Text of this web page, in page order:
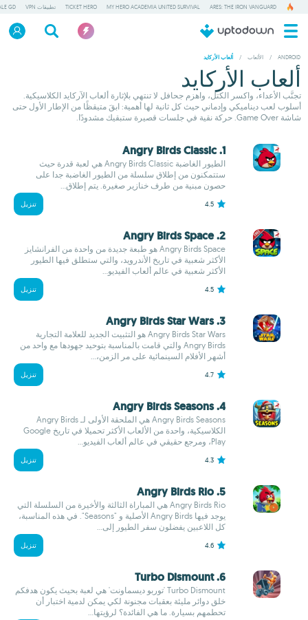
ARES: THE IRON VANGUARD
MY HERO ACADEMIA UNITED SURVIVAL
TICKET HERO تطبيقات VPN GD
ANDROID
/ الألعاب / ألعاب الأركايد
ألعاب الأركايد
تجنَّب الأعداء، واكسر الكتل، واهزم جحافل لا تنتهي بلإثارة ألعاب الآركايد الكلاسيكية.
أسلوب لعب ديناميكي وإدماني حيث كل ثانية لها أهمية: ابقَ متيقظًا من الإطار الأول حتى
شاشة Game Over. حركة نقية في جلسات قصيرة ستبقيك مشدودًا.
1. Angry Birds Classic
الطيور الغاضبة Angry Birds Classic هي لعبة قدرة حيث
ستتمكنون من إطلاق سلسلة من الطيور الغاضبة جدا على
حصون مبنية من طرف خنازير صغيرة. يتم إطلاق...
4.5 تنزيل
2. Angry Birds Space
Angry Birds Space هو طبعة جديدة من واحدة من الفرانشايز
الأكثر شعبية في تاريخ الأندرويد، والتي ستطلق فيها الطيور
الأكثر شعبية في عالم ألعاب الفيديو...
4.5 تنزيل
3. Angry Birds Star Wars
Angry Birds Star Wars هو التثبيت الجديد للعلامة التجارية
Angry Birds والتي قامت بالمناسبة بتوحيد جهودها مع واحد من
أشهر الأفلام السينمائية على مر الزمن،...
4.7 تنزيل
4. Angry Birds Seasons
Angry Birds Seasons هي الملحقة الأولى لـ Angry Birds
الكلاسيكية، واحدة من الألعاب الأكثر تحميلا في تاريخ Google
Play، ومرجع حقيقي في عالم ألعاب الفيديو...
4.3 تنزيل
5. Angry Birds Rio
Angry Birds Rio هي المباراة الثالثة والأخيرة من السلسلة التي
يوجد فيها Angry Birds الأصلية و "Seasons". في هذه المناسبة،
كل اللاعبين يفضلون سفر الطيور إلى...
4.6 تنزيل
6. Turbo Dismount
Turbo Dismount 'توربو ديسماونت' هي لعبة بحيث يكون هدفكم
خلق دوائر مليئة بعقبات مجنونة لكي يمكن لدمية اختبار أن
تحطمهم بسيارة. ما هي الفائدة؟ لرؤيتها...